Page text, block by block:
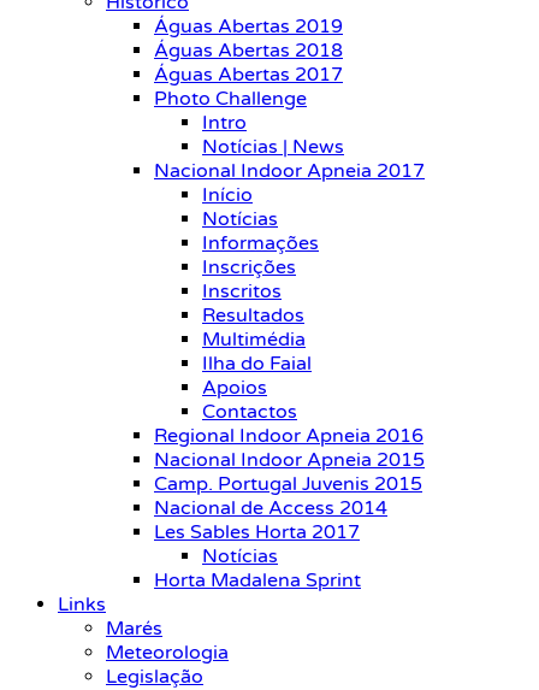
Águas Abertas 2019
Águas Abertas 2018
Águas Abertas 2017
Photo Challenge
Intro
Notícias | News
Nacional Indoor Apneia 2017
Início
Notícias
Informações
Inscrições
Inscritos
Resultados
Multimédia
Ilha do Faial
Apoios
Contactos
Regional Indoor Apneia 2016
Nacional Indoor Apneia 2015
Camp. Portugal Juvenis 2015
Nacional de Access 2014
Les Sables Horta 2017
Notícias
Horta Madalena Sprint
Links
Marés
Meteorologia
Legislação